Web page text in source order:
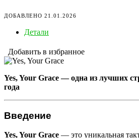
ДОБАВЛЕНО 21.01.2026
Детали
Добавить в избранное
Yes, Your Grace — одна из лучших
года
Введение
Yes, Your Grace — это уникальная